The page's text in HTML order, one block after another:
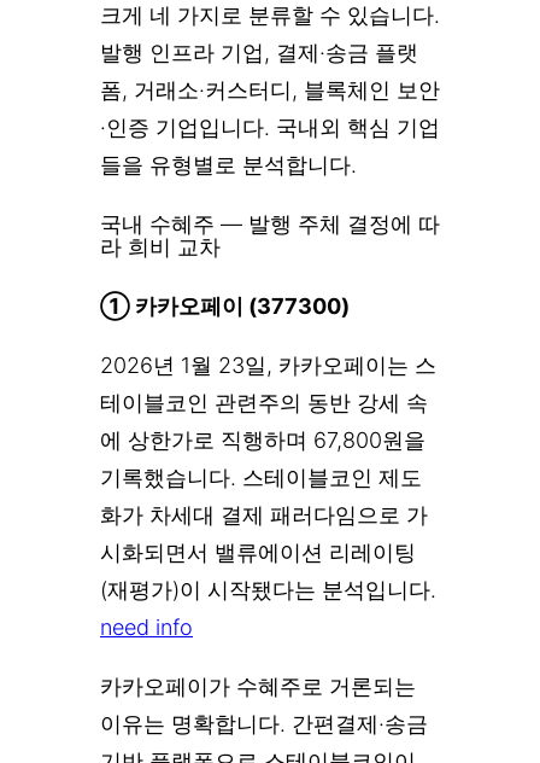
크게 네 가지로 분류할 수 있습니다.
발행 인프라 기업, 결제·송금 플랫
폼, 거래소·커스터디, 블록체인 보안
·인증 기업입니다. 국내외 핵심 기업
들을 유형별로 분석합니다.
국내 수혜주 — 발행 주체 결정에 따
라 희비 교차
① 카카오페이 (377300)
2026년 1월 23일, 카카오페이는 스
테이블코인 관련주의 동반 강세 속
에 상한가로 직행하며 67,800원을
기록했습니다. 스테이블코인 제도
화가 차세대 결제 패러다임으로 가
시화되면서 밸류에이션 리레이팅
(재평가)이 시작됐다는 분석입니다.
need info
카카오페이가 수혜주로 거론되는
이유는 명확합니다. 간편결제·송금